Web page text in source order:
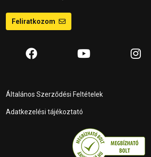
Feliratkozom
Általános Szerződési Feltételek
Adatkezelési tájékoztató